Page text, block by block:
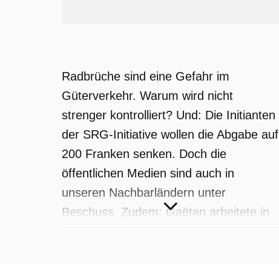
Radbrüche sind eine Gefahr im
Güterverkehr. Warum wird nicht
strenger kontrolliert? Und: Die Initianten
der SRG-Initiative wollen die Abgabe auf
200 Franken senken. Doch die
öffentlichen Medien sind auch in
unseren Nachbarländern unter
Beschuss. Zudem: Gaëtan arbeitete in